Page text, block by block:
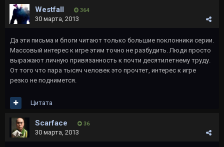
Westfall 364
30 марта, 2013
Да эти письма и блоги читают только большие поклонники серии.
Массовый интерес к игре этим точно не разбудить. Люди просто
выражают личную привязанность к почти десятилетнему труду.
От того что пара тысяч человек это прочтет, интерес к игре
резко не поднимется.
Цитата
Scarface 36
30 марта, 2013